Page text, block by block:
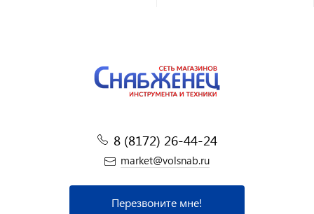
8 (8172) 26-44-24
market@volsnab.ru
Перезвоните мне!